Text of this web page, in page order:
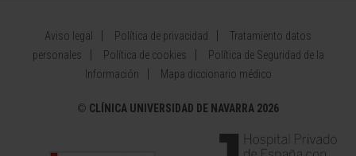
Aviso legal Política de privacidad
Tratamiento datos
personales
Política de cookies
Política de Seguridad de la
Información
Mapa diccionario médico
© CLÍNICA UNIVERSIDAD DE NAVARRA 2026